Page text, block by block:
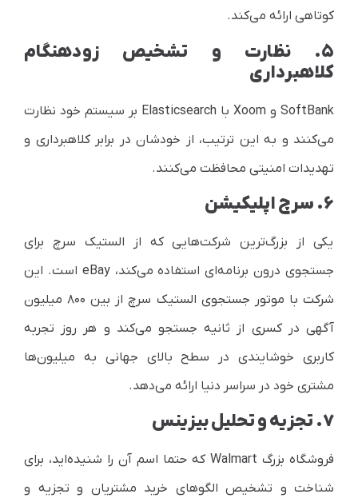
کوتاهی ارائه می‌کند.
۵. نظارت و تشخیص زودهنگام
کلاهبرداری
SoftBank و Xoom با Elasticsearch بر سیستم خود نظارت
می‌کنند و به این ترتیب، از خودشان در برابر کلاهبرداری و
تهدیدات امنیتی محافظت می‌کنند.
۶. سرچ اپلیکیشن
یکی از بزرگ‌ترین شرکت‌هایی که از الستیک سرچ برای
جستجوی درون برنامه‌ای استفاده می‌کند،eBay است. این
شرکت با موتور جستجوی الستیک سرچ از بین ۸۰۰ میلیون
آگهی در کسری از ثانیه جستجو می‌کند و هر روز تجربه
کاربری خوشایندی در سطح بالای جهانی به میلیون‌ها
مشتری خود در سراسر دنیا ارائه می‌دهد.
۷. تجزیه و تحلیل بیزینس
فروشگاه بزرگ Walmart که حتما اسم آن را شنیده‌اید، برای
شناخت و تشخیص الگوهای خرید مشتریان و تجزیه و